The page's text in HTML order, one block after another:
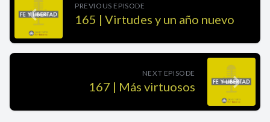
PREVIOUS EPISODE
165 | Virtudes y un año nuevo
NEXT EPISODE
167 | Más virtuosos